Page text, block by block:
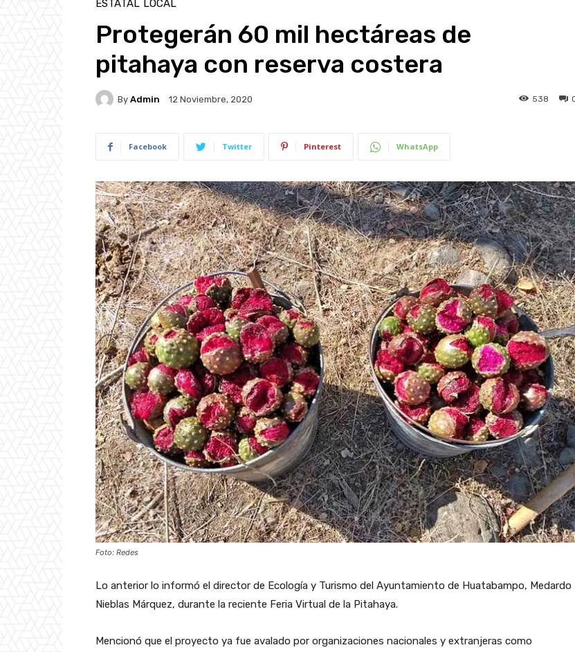
ESTATAL LOCAL
Protegerán 60 mil hectáreas de
pitahaya con reserva costera
By Admin 12 Noviembre, 2020 538
Facebook Twitter Pinterest WhatsApp
Foto: Redes
Lo anterior lo informó el director de Ecología y Turismo del Ayuntamiento de Huatabampo, Medardo
Nieblas Márquez, durante la reciente Feria Virtual de la Pitahaya.
Mencionó que el proyecto ya fue avalado por organizaciones nacionales y extranjeras como